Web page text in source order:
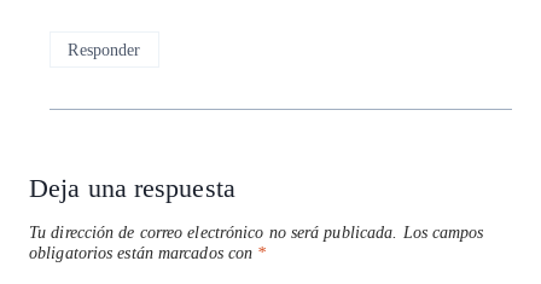
Responder
Deja una respuesta
Tu dirección de correo electrónico no será publicada. Los campos
obligatorios están marcados con *